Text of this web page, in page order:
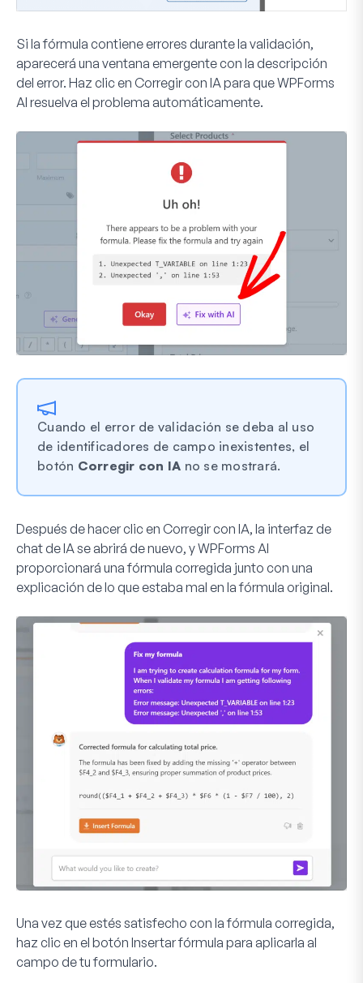
Si la fórmula contiene errores durante la validación,
aparecerá una ventana emergente con la descripción
del error. Haz clic en Corregir con IA para que WPForms
AI resuelva el problema automáticamente.
Cuando el error de validación se deba al uso
de identificadores de campo inexistentes, el
botón Corregir con IA no se mostrará.
Después de hacer clic en Corregir con IA, la interfaz de
chat de IA se abrirá de nuevo, y WPForms AI
proporcionará una fórmula corregida junto con una
explicación de lo que estaba mal en la fórmula original.
Una vez que estés satisfecho con la fórmula corregida,
haz clic en el botón Insertar fórmula para aplicarla al
campo de tu formulario.